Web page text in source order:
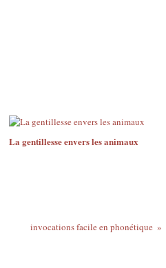
La gentillesse envers les animaux
invocations facile en phonétique